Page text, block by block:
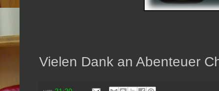
Vielen Dank an Abenteuer